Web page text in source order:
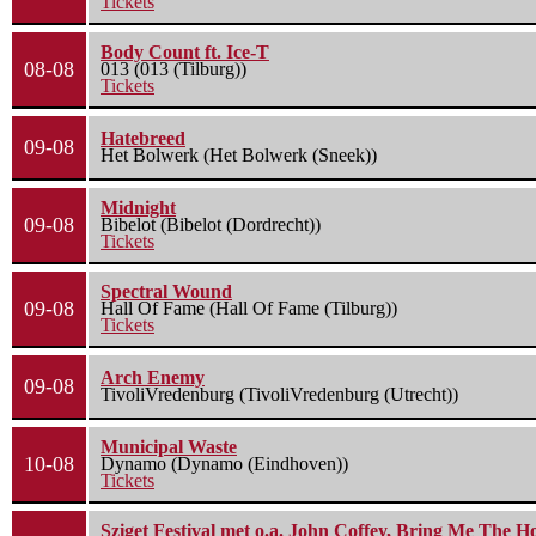
08-08
Body Count ft. Ice-T
013 (013 (Tilburg))
Tickets
09-08
Hatebreed
Het Bolwerk (Het Bolwerk (Sneek))
09-08
Midnight
Bibelot (Bibelot (Dordrecht))
Tickets
09-08
Spectral Wound
Hall Of Fame (Hall Of Fame (Tilburg))
Tickets
09-08
Arch Enemy
TivoliVredenburg (TivoliVredenburg (Utrecht))
10-08
Municipal Waste
Dynamo (Dynamo (Eindhoven))
Tickets
Sziget Festival met o.a. John Coffey, Bring Me The